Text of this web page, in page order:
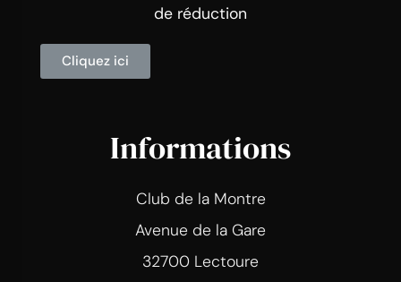
de réduction
Cliquez ici
Informations
Club de la Montre
Avenue de la Gare
32700 Lectoure